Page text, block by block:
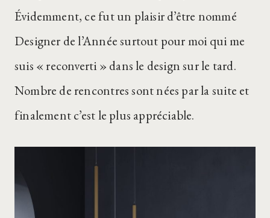
Évidemment, ce fut un plaisir d’être nommé
Designer de l’Année surtout pour moi qui me
suis « reconverti » dans le design sur le tard.
Nombre de rencontres sont nées par la suite et
finalement c’est le plus appréciable.